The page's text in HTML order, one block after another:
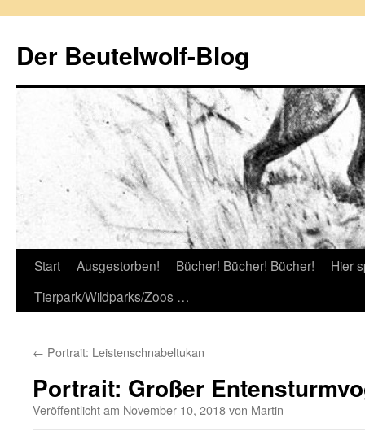
springen
Der Beutelwolf-Blog
Start Ausgestorben! Bücher! Bücher! Bücher!
Hier
Tierpark/Wildparks/Zoos …
← Portrait: Leistenschnabeltukan
Portrait: Großer
Veröffentlicht am November 10, 2018von Martin